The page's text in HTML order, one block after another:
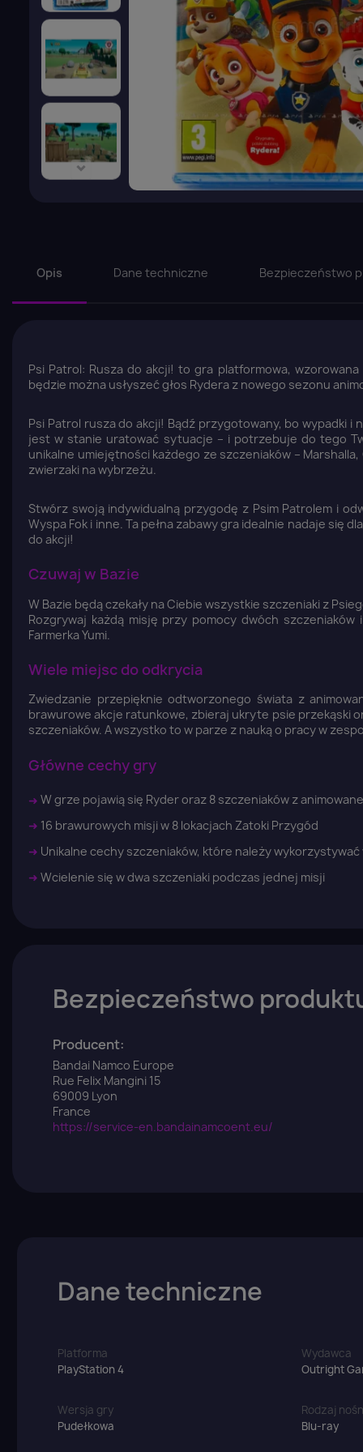
Opis Dane techniczne Bezpieczeństwo
Psi Patrol: Rusza do akcji! to gra platformowa,
będzie można usłyszeć głos Rydera z nowego sezonu
Psi Patrol rusza do akcji! Bądź przygotowany, bo wypadki i
jest w stanie uratować sytuacje – i potrzebuje do tego
unikalne umiejętności każdego ze szczeniaków –
zwierzaki na wybrzeżu.
Stwórz swoją indywidualną przygodę z Psim Patrolem i
Wyspa Fok i inne. Ta pełna zabawy gra idealnie nadaje się
do akcji!
Czuwaj w Bazie
W Bazie będą czekały na Ciebie wszystkie szczeniaki z
Rozgrywaj każdą misję przy pomocy dwóch
Farmerka Yumi.
Wiele miejsc do odkrycia
Zwiedzanie przepięknie odtworzonego świata z
brawurowe akcje ratunkowe, zbieraj ukryte psie przekąski
szczeniaków. A wszystko to w parze z nauką o pracy w
Główne cechy gry
➜ W grze pojawią się Ryder oraz 8 szczeniaków z
➜ 16 brawurowych misji w 8 lokacjach Zatoki Przygód
➜ Unikalne cechy szczeniaków, które należy
➜ Wcielenie się w dwa szczeniaki podczas jednej misji
Bezpieczeństwo
Producent:
Bandai Namco Europe
Rue Felix Mangini 15
69009 Lyon
France
https://service-en.bandainamcoent.eu/
Dane techniczne
Platforma
PlayStation 4
Wydawca
Outright
Wersja gry
Pudełkowa
Rodzaj
Blu-ray